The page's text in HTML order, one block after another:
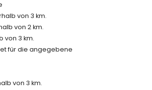
Histórico, Jávea), Denkmal
historischer Ort (Pueblo
von 25 Kilometern von der
von 3 km.
von 2 km.
von 3 km.
für die angegebene
von 3 km.